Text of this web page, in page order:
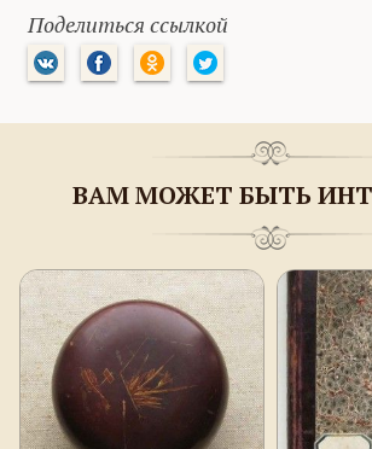
Поделиться ссылкой
ВАМ МОЖЕТ БЫТЬ